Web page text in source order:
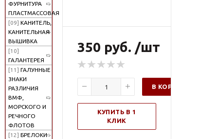
ФУРНИТУРА
ПЛАСТМАССОВАЯ
[09] КАНИТЕЛЬ,
КАНИТЕЛЬНАЯ
ВЫШИВКА
[10]
ГАЛАНТЕРЕЯ
[11] ГАЛУННЫЕ
ЗНАКИ
РАЗЛИЧИЯ
ВМФ,
МОРСКОГО И
РЕЧНОГО
ФЛОТОВ
[12] БРЕЛОКИ
350 руб. /шт
В КОРЗИНУ
КУПИТЬ В 1
КЛИК